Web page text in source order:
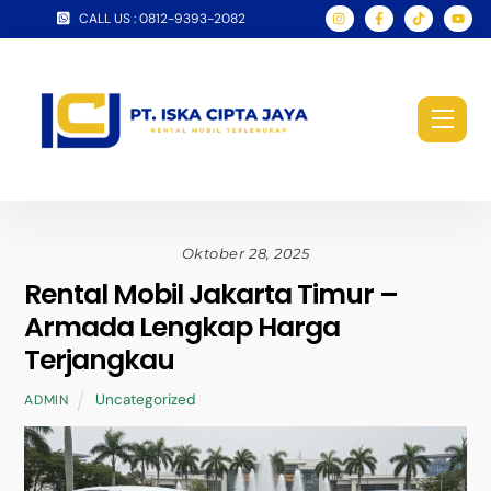
CALL US : 0812-9393-2082
Oktober 28, 2025
Rental Mobil Jakarta Timur –
Armada Lengkap Harga
Terjangkau
ADMIN Uncategorized